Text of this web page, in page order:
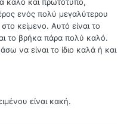
ενός πολύ μεγαλύτερου
κείμενο. Αυτό είναι το
το βρήκα πάρα πολύ καλό.
να είναι το ίδιο καλά ή και
είναι κακή.